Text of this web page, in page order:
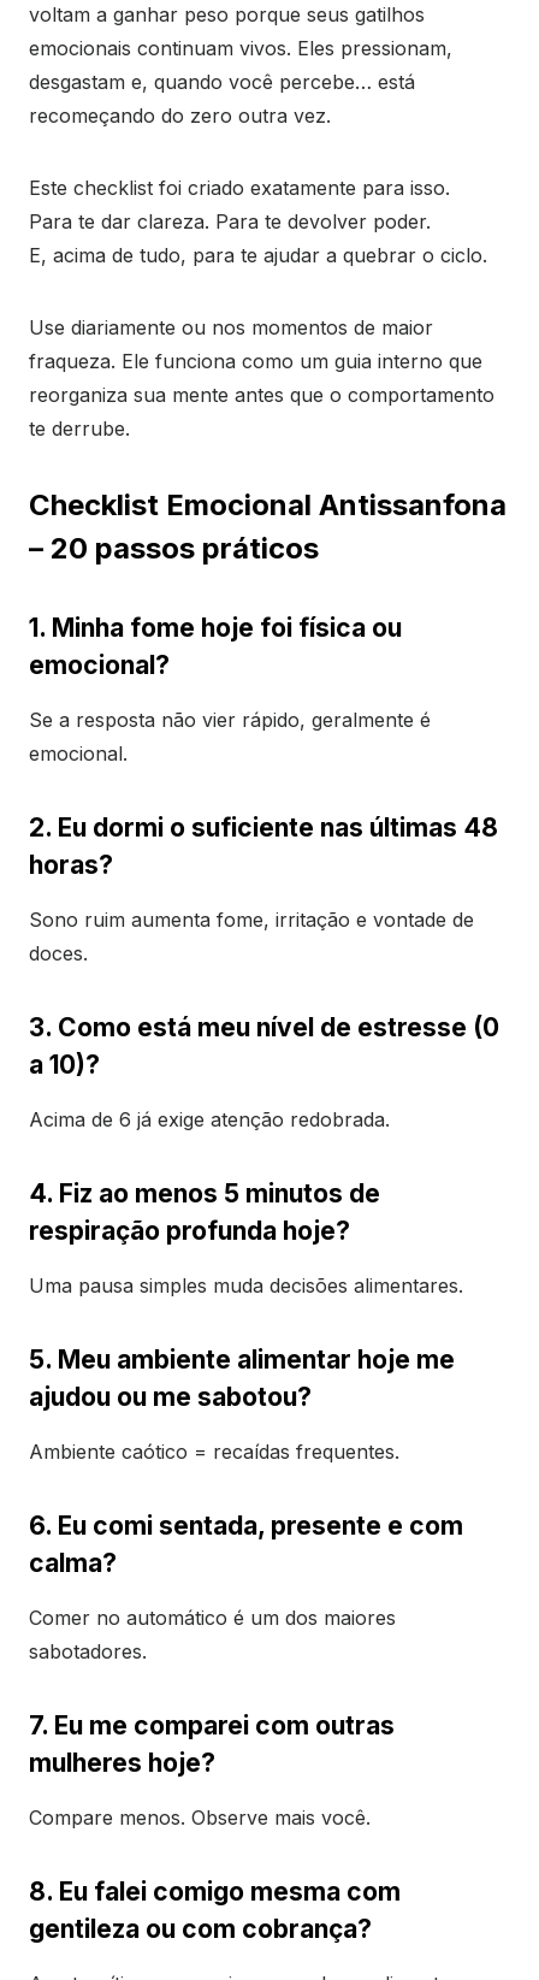
voltam a ganhar peso porque seus gatilhos
emocionais continuam vivos. Eles pressionam,
desgastam e, quando você percebe… está
recomeçando do zero outra vez.
Este checklist foi criado exatamente para isso.
Para te dar clareza. Para te devolver poder.
E, acima de tudo, para te ajudar a quebrar o ciclo.
Use diariamente ou nos momentos de maior
fraqueza. Ele funciona como um guia interno que
reorganiza sua mente antes que o comportamento
te derrube.
Checklist Emocional Antissanfona
– 20 passos práticos
1. Minha fome hoje foi física ou
emocional?
Se a resposta não vier rápido, geralmente é
emocional.
2. Eu dormi o suficiente nas últimas 48
horas?
Sono ruim aumenta fome, irritação e vontade de
doces.
3. Como está meu nível de estresse (0
a 10)?
Acima de 6 já exige atenção redobrada.
4. Fiz ao menos 5 minutos de
respiração profunda hoje?
Uma pausa simples muda decisões alimentares.
5. Meu ambiente alimentar hoje me
ajudou ou me sabotou?
Ambiente caótico = recaídas frequentes.
6. Eu comi sentada, presente e com
calma?
Comer no automático é um dos maiores
sabotadores.
7. Eu me comparei com outras
mulheres hoje?
Compare menos. Observe mais você.
8. Eu falei comigo mesma com
gentileza ou com cobrança?